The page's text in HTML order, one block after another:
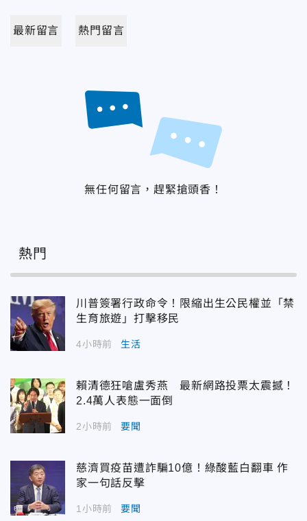
最新留言 熱門留言
無任何留言，趕緊搶頭香！
熱門
川普簽署行政命令！限縮出生公民權並「禁
生育旅遊」打擊移民
4小時前 生活
賴清德狂嗆盧秀燕 最新網路投票太震撼！
2.4萬人表態一面倒
2小時前 要聞
慈濟買疫苗遭詐騙10億！綠酸藍白翻車 作
家一句話反擊
1小時前 要聞